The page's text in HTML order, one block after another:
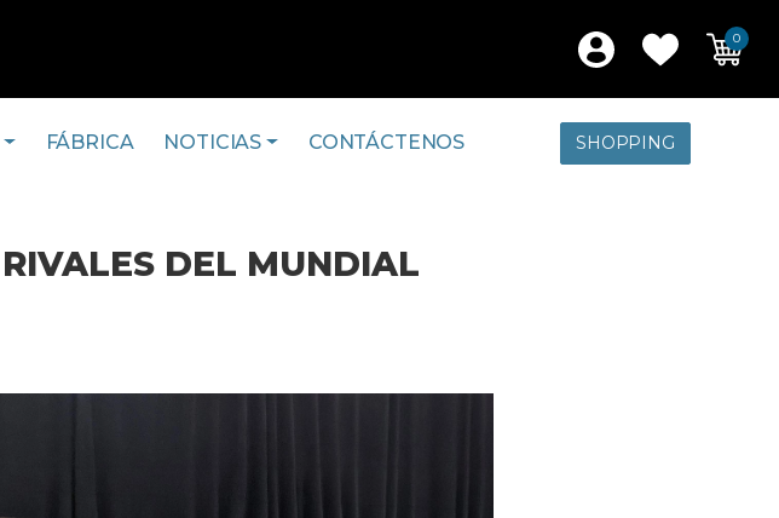
0
FÁBRICA NOTICIAS CONTÁCTENOS SHOPPING
DEL MUNDIAL